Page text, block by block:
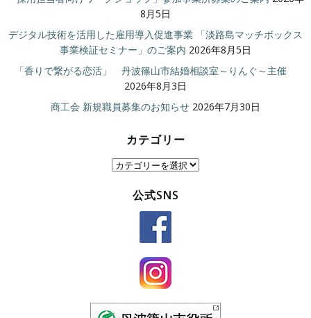
8月5日
デジタル技術を活用した雇用導入促進事業 「淡路島マッチボックス
事業検証セミナー」のご案内 2026年8月5日
「香りで繋がる恋活」 丹波篠山市結婚相談室～りんぐ～主催
2026年8月3日
商工会 新規職員募集のお知らせ 2026年7月30日
カテゴリー
カ
公式SNS